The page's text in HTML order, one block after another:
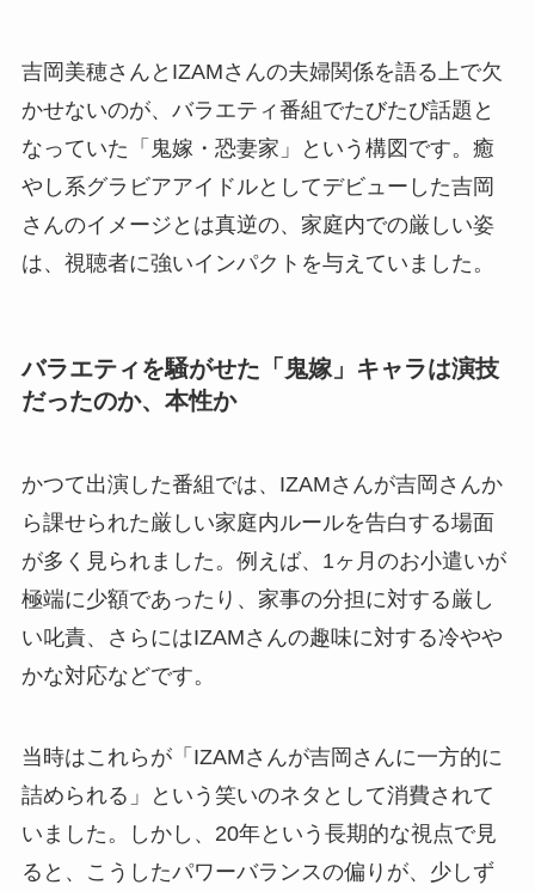
吉岡美穂さんとIZAMさんの夫婦関係を語る上で欠
かせないのが、バラエティ番組でたびたび話題と
なっていた「鬼嫁・恐妻家」という構図です。癒
やし系グラビアアイドルとしてデビューした吉岡
さんのイメージとは真逆の、家庭内での厳しい姿
は、視聴者に強いインパクトを与えていました。
バラエティを騒がせた「鬼嫁」キャラは演技
だったのか、本性か
かつて出演した番組では、IZAMさんが吉岡さんか
ら課せられた厳しい家庭内ルールを告白する場面
が多く見られました。例えば、1ヶ月のお小遣いが
極端に少額であったり、家事の分担に対する厳し
い叱責、さらにはIZAMさんの趣味に対する冷やや
かな対応などです。
当時はこれらが「IZAMさんが吉岡さんに一方的に
詰められる」という笑いのネタとして消費されて
いました。しかし、20年という長期的な視点で見
ると、こうしたパワーバランスの偏りが、少しず